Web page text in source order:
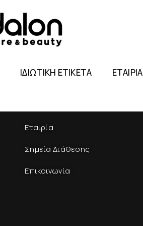
ΙΔΙΩΤΙΚΗ ΕΤΙΚΕΤΑ ΕΤΑΙΡΙΑ
Εταιρία
Σημεία Διάθεσης
Επικοινωνία